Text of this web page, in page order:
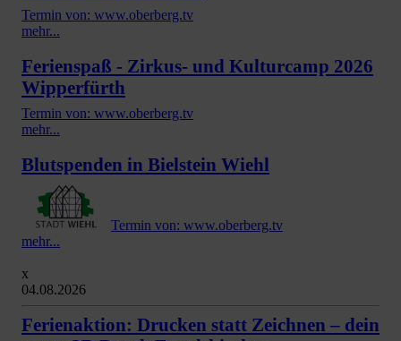
Termin von: www.oberberg.tv
mehr...
Ferienspaß - Zirkus- und Kulturcamp 2026
Wipperfürth
Termin von: www.oberberg.tv
mehr...
Blutspenden in Bielstein Wiehl
Termin von: www.oberberg.tv
mehr...
x
04.08.2026
Ferienaktion: Drucken statt Zeichnen – dein